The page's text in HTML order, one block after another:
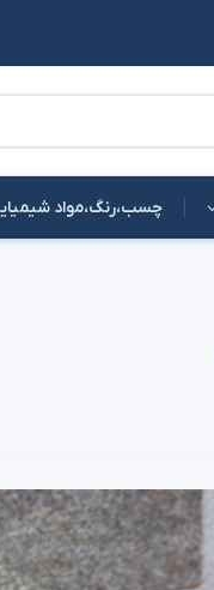
چسب،رنگ،مواد